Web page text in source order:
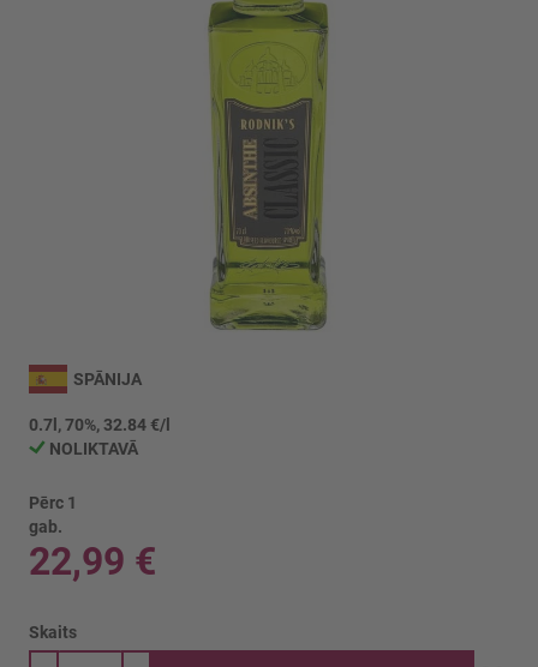
uz
galerijas
sākumu
SPĀNIJA
0.7l, 70%, 32.84 €/l
NOLIKTAVĀ
Pērc 1
gab.
22,99 €
Skaits